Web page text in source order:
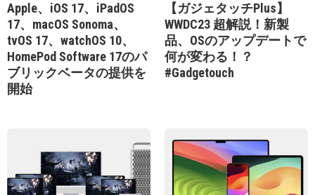
Apple、iOS 17、iPadOS
17、macOS Sonoma、
tvOS 17、watchOS 10、
HomePod Software 17のパ
ブリックベータの提供を
開始
【ガジェタッチPlus】
WWDC23 超解説！新製
品、OSのアップデートで
何が変わる！？
#Gadgetouch